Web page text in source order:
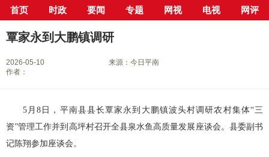
首页 时政 要闻 专题 网视 电视 网评
当前位置： 首页> 新闻中心> 县市区> 平南县> 正文
覃家永到大鹏镇调研
2026-05-10
来源：今日平南
作者：
5月8日，平南县县长覃家永到大鹏镇波头村调研农村集体“三
资”管理工作并到高坪村召开全县泉水鱼高质量发展座谈会。县委副书
记陈翔参加座谈会。